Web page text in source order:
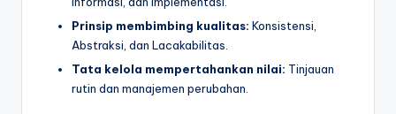
Prinsip membimbing kualitas: Konsistensi,
Abstraksi, dan Lacakabilitas.
Tata kelola mempertahankan nilai: Tinjauan
rutin dan manajemen perubahan.